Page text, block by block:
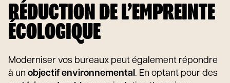
RÉDUCTION DE L’EMPREINTE
ÉCOLOGIQUE
Moderniser vos bureaux peut également répondre
à un objectif environnemental . En optant pour des